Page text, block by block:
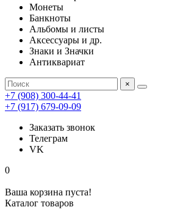
Монеты
Банкноты
Альбомы и листы
Аксессуары и др.
Знаки и Значки
Антиквариат
×
+7 (908) 300-44-41
+7 (917) 679-09-09
Заказать звонок
Телеграм
VK
0
Ваша корзина пуста!
Каталог товаров